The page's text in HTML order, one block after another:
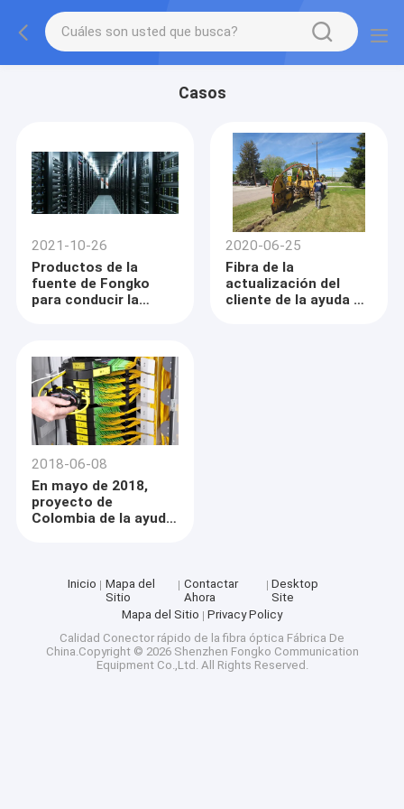
Casos
2021-10-26
Productos de la
fuente de Fongko
para conducir la
2020-06-25
Fibra de la
actualización del
cliente de la ayuda al
2018-06-08
En mayo de 2018,
proyecto de
Colombia de la ayuda
Inicio
Mapa del
Sitio
Contactar
Ahora
Desktop
Site
Mapa del Sitio
Privacy Policy
Calidad Conector rápido de la fibra óptica Fábrica De
China.Copyright © 2026 Shenzhen Fongko Communication
Equipment Co.,Ltd. All Rights Reserved.